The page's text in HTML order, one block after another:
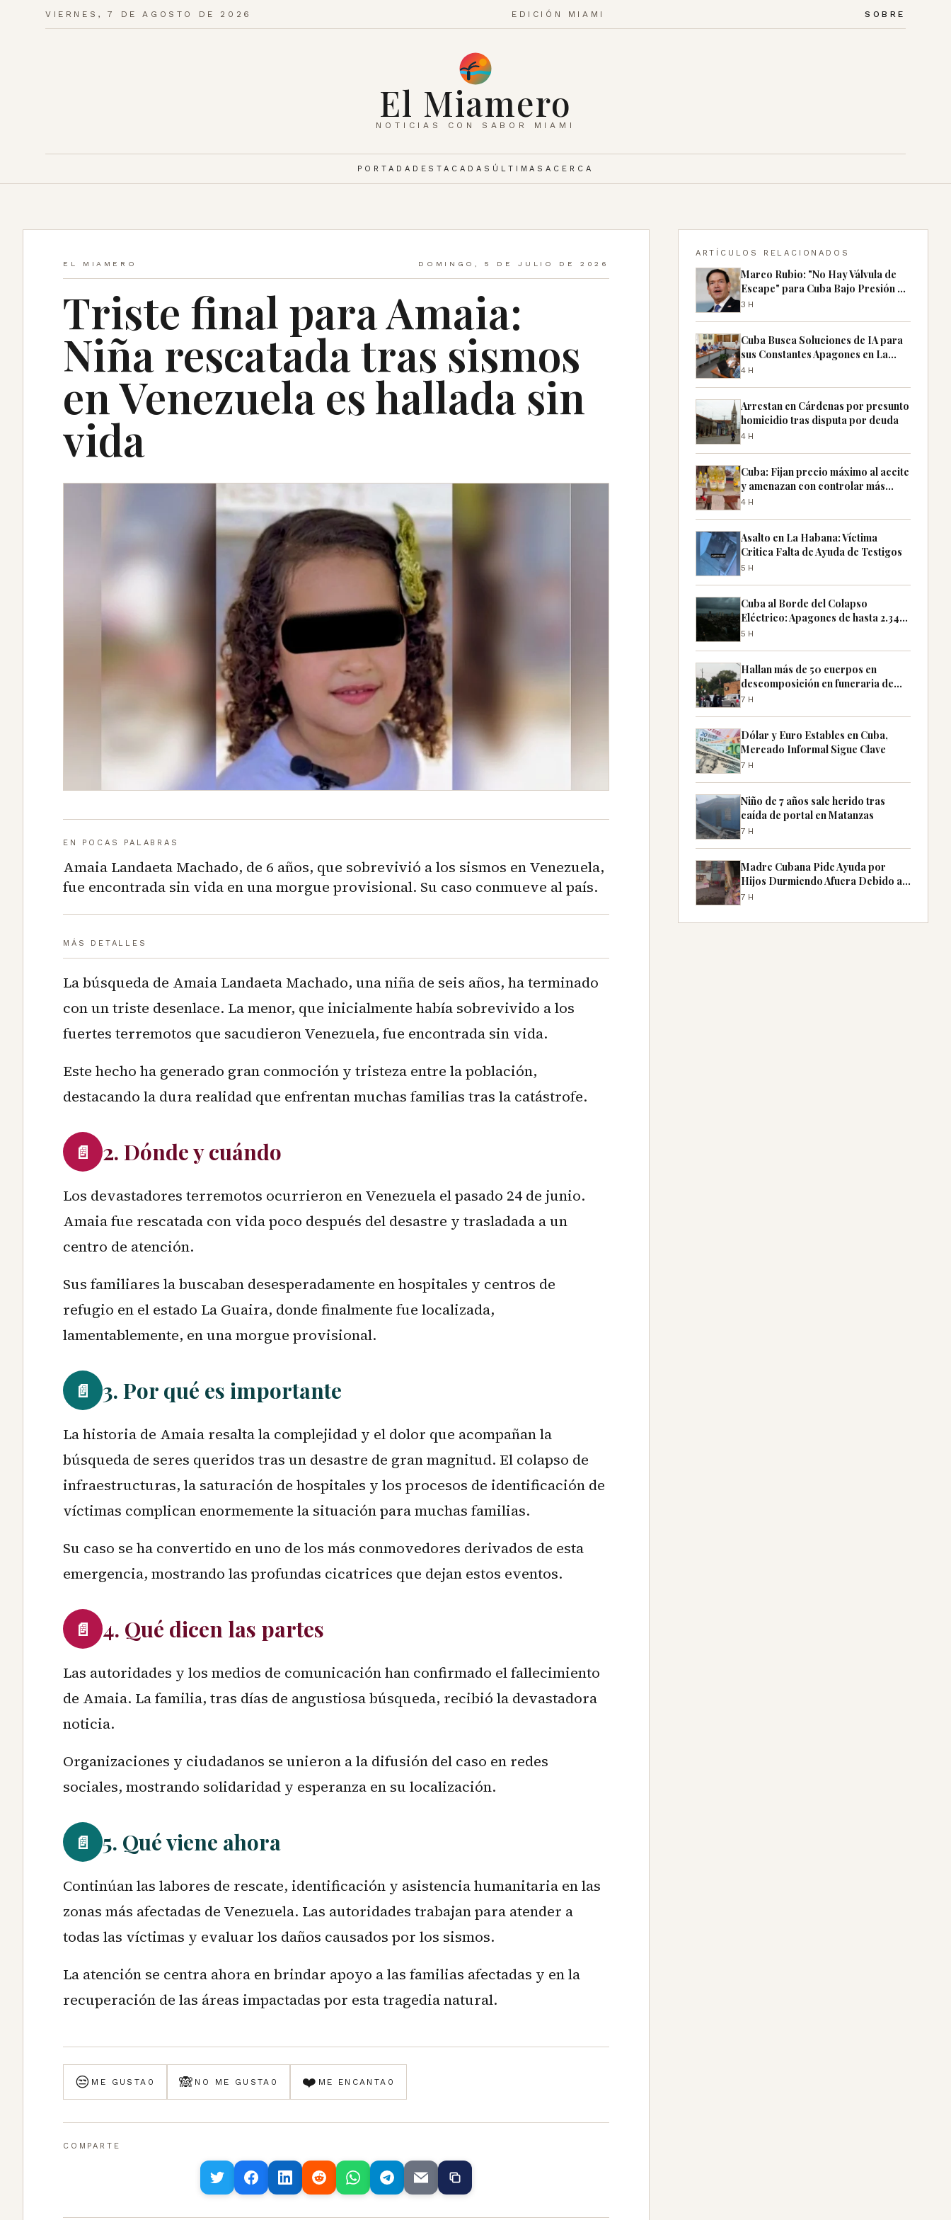
VIERNES, 7 DE AGOSTO DE 2026 EDICIÓN MIAMI SOBRE
El Miamero
NOTICIAS CON SABOR MIAMI
PORTADA DESTACADAS ÚLTIMASACERCA
EL MIAMERO DOMINGO, 5 DE JULIO DE 2026
Triste final para Amaia:
Niña rescatada tras sismos
en Venezuela es hallada sin
vida
EN POCAS PALABRAS
Amaia Landaeta Machado, de 6 años, que sobrevivió a los sismos en Venezuela,
fue encontrada sin vida en una morgue provisional. Su caso conmueve al país.
MÁS DETALLES
La búsqueda de Amaia Landaeta Machado, una niña de seis años, ha terminado
con un triste desenlace. La menor, que inicialmente había sobrevivido a los
fuertes terremotos que sacudieron Venezuela, fue encontrada sin vida.
Este hecho ha generado gran conmoción y tristeza entre la población,
destacando la dura realidad que enfrentan muchas familias tras la catástrofe.
📄 2. Dónde y cuándo
Los devastadores terremotos ocurrieron en Venezuela el pasado 24 de junio.
Amaia fue rescatada con vida poco después del desastre y trasladada a un
centro de atención.
Sus familiares la buscaban desesperadamente en hospitales y centros de
refugio en el estado La Guaira, donde finalmente fue localizada,
lamentablemente, en una morgue provisional.
📄 3. Por qué es importante
La historia de Amaia resalta la complejidad y el dolor que acompañan la
búsqueda de seres queridos tras un desastre de gran magnitud. El colapso de
infraestructuras, la saturación de hospitales y los procesos de identificación de
víctimas complican enormemente la situación para muchas familias.
Su caso se ha convertido en uno de los más conmovedores derivados de esta
emergencia, mostrando las profundas cicatrices que dejan estos eventos.
📄 4. Qué dicen las partes
Las autoridades y los medios de comunicación han confirmado el fallecimiento
de Amaia. La familia, tras días de angustiosa búsqueda, recibió la devastadora
noticia.
Organizaciones y ciudadanos se unieron a la difusión del caso en redes
sociales, mostrando solidaridad y esperanza en su localización.
📄 5. Qué viene ahora
Continúan las labores de rescate, identificación y asistencia humanitaria en las
zonas más afectadas de Venezuela. Las autoridades trabajan para atender a
todas las víctimas y evaluar los daños causados por los sismos.
La atención se centra ahora en brindar apoyo a las familias afectadas y en la
recuperación de las áreas impactadas por esta tragedia natural.
😒 ME GUSTA 0 🙈 NO ME GUSTA 0 ❤️ ME ENCANTA 0
COMPARTE
ARTÍCULOS RELACIONADOS
Marco Rubio: "No Hay Válvula de
Escape" para Cuba Bajo Presión de
EE.UU.
3H
Cuba Busca Soluciones de IA para
sus Constantes Apagones en La
Habana
4H
Arrestan en Cárdenas por presunto
homicidio tras disputa por deuda
4H
Cuba: Fijan precio máximo al aceite
y amenazan con controlar más
productos
4H
Asalto en La Habana: Víctima
Critica Falta de Ayuda de Testigos
5H
Cuba al Borde del Colapso
Eléctrico: Apagones de hasta 2.340
MW Previstos
5H
Hallan más de 50 cuerpos en
descomposición en funeraria de
Chicago
7H
Dólar y Euro Estables en Cuba,
Mercado Informal Sigue Clave
7H
Niño de 7 años sale herido tras
caída de portal en Matanzas
7H
Madre Cubana Pide Ayuda por
Hijos Durmiendo Afuera Debido a
Apagones
7H